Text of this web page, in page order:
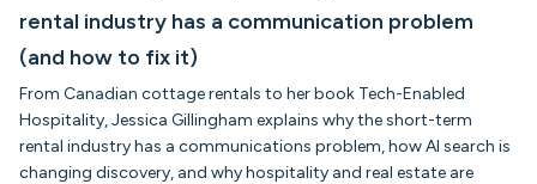
rental industry has a communication problem
(and how to fix it)
From Canadian cottage rentals to her book Tech-Enabled
Hospitality, Jessica Gillingham explains why the short-term
rental industry has a communications problem, how AI search is
changing discovery, and why hospitality and real estate are